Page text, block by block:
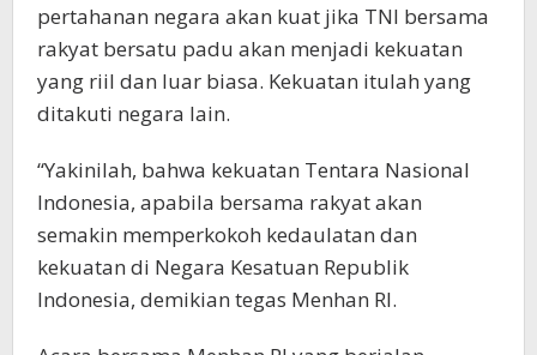
pertahanan negara akan kuat jika TNI bersama
rakyat bersatu padu akan menjadi kekuatan
yang riil dan luar biasa. Kekuatan itulah yang
ditakuti negara lain.
“Yakinilah, bahwa kekuatan Tentara Nasional
Indonesia, apabila bersama rakyat akan
semakin memperkokoh kedaulatan dan
kekuatan di Negara Kesatuan Republik
Indonesia, demikian tegas Menhan RI.